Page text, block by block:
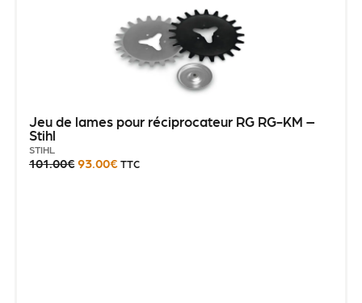
Jeu de lames pour réciprocateur RG RG-KM –
Stihl
STIHL
101.00€ 93.00€ TTC